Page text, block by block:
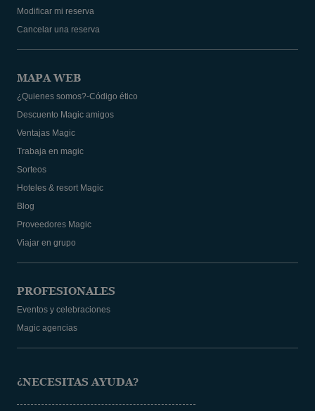
Modificar mi reserva
Cancelar una reserva
MAPA WEB
¿Quienes somos?-Código ético
Descuento Magic amigos
Ventajas Magic
Trabaja en magic
Sorteos
Hoteles & resort Magic
Blog
Proveedores Magic
Viajar en grupo
PROFESIONALES
Eventos y celebraciones
Magic agencias
¿NECESITAS AYUDA?